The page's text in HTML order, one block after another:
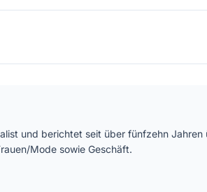
und berichtet seit über fünfzehn Jahren
Mode sowie Geschäft.